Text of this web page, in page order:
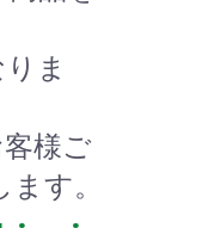
ま
様ご
す。